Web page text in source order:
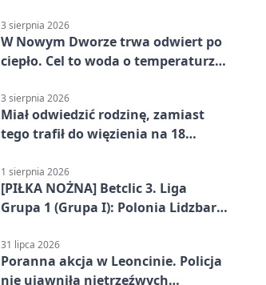
3 sierpnia 2026
W Nowym Dworze trwa odwiert po
ciepło. Cel to woda o temperaturze
3 sierpnia 2026
Miał odwiedzić rodzinę, zamiast
tego trafił do więzienia na 18
1 sierpnia 2026
[PIŁKA NOŻNA] Betclic 3. Liga
Grupa 1 (Grupa I): Polonia Lidzbark
Mazowiecki 1:2
31 lipca 2026
Poranna akcja w Leoncinie. Policja
nie ujawniła nietrzeźwych